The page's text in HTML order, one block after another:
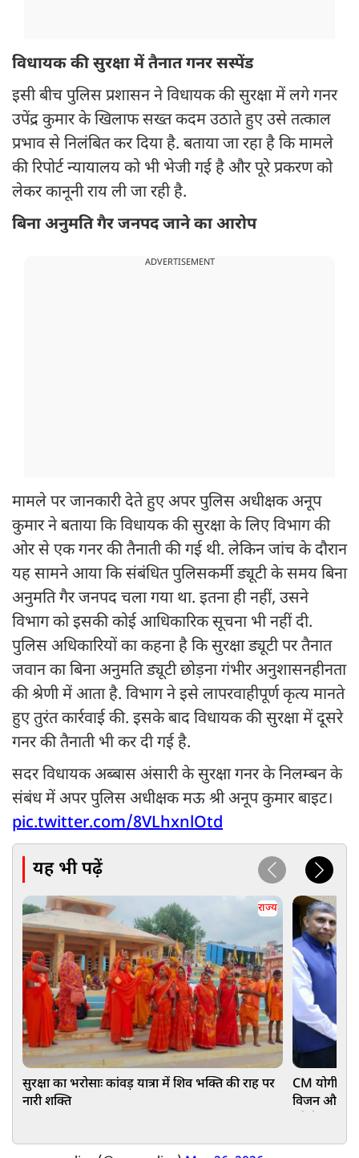
विधायक की सुरक्षा में तैनात गनर सस्पेंड
इसी बीच पुलिस प्रशासन ने विधायक की सुरक्षा में लगे गनर
उपेंद्र कुमार के खिलाफ सख्त कदम उठाते हुए उसे तत्काल
प्रभाव से निलंबित कर दिया है. बताया जा रहा है कि मामले
की रिपोर्ट न्यायालय को भी भेजी गई है और पूरे प्रकरण को
लेकर कानूनी राय ली जा रही है.
बिना अनुमति गैर जनपद जाने का आरोप
ADVERTISEMENT
मामले पर जानकारी देते हुए अपर पुलिस अधीक्षक अनूप
कुमार ने बताया कि विधायक की सुरक्षा के लिए विभाग की
ओर से एक गनर की तैनाती की गई थी. लेकिन जांच के दौरान
यह सामने आया कि संबंधित पुलिसकर्मी ड्यूटी के समय बिना
अनुमति गैर जनपद चला गया था. इतना ही नहीं, उसने
विभाग को इसकी कोई आधिकारिक सूचना भी नहीं दी.
पुलिस अधिकारियों का कहना है कि सुरक्षा ड्यूटी पर तैनात
जवान का बिना अनुमति ड्यूटी छोड़ना गंभीर अनुशासनहीनता
की श्रेणी में आता है. विभाग ने इसे लापरवाहीपूर्ण कृत्य मानते
हुए तुरंत कार्रवाई की. इसके बाद विधायक की सुरक्षा में दूसरे
गनर की तैनाती भी कर दी गई है.
सदर विधायक अब्बास अंसारी के सुरक्षा गनर के निलम्बन के
संबंध में अपर पुलिस अधीक्षक मऊ श्री अनूप कुमार बाइट।
pic.twitter.com/8VLhxnlOtd
यह भी पढ़ें
राज्य
सुरक्षा का भरोसाः कांवड़ यात्रा में शिव भक्ति की राह पर
नारी शक्ति
CM योगी से
विजन और